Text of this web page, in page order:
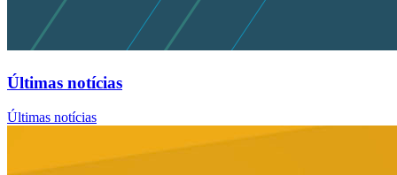
Últimas notícias
Últimas notícias